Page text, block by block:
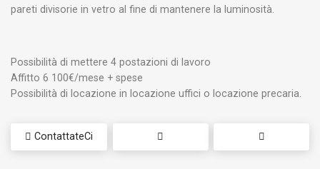
pareti divisorie in vetro al fine di mantenere la luminosità.
Possibilità di mettere 4 postazioni di lavoro
Affitto 6 100€/mese + spese
Possibilità di locazione in locazione uffici o locazione precaria.
ContattateCi